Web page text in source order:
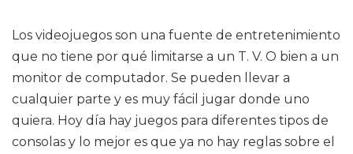
Los videojuegos son una fuente de entretenimiento
que no tiene por qué limitarse a un T. V. O bien a un
monitor de computador. Se pueden llevar a
cualquier parte y es muy fácil jugar donde uno
quiera. Hoy día hay juegos para diferentes tipos de
consolas y lo mejor es que ya no hay reglas sobre el